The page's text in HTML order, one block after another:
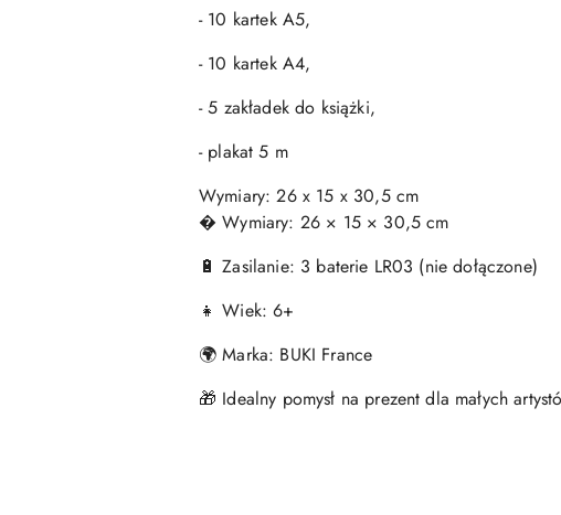
- 10 kartek A5,
- 10 kartek A4,
- 5 zakładek do książki,
- plakat 5 m
Wymiary: 26 x 15 x 30,5 cm
� Wymiary: 26 × 15 × 30,5 cm
🔋 Zasilanie: 3 baterie LR03 (nie dołączone)
👧 Wiek: 6+
🌍 Marka: BUKI France
🎁 Idealny pomysł na prezent dla małych